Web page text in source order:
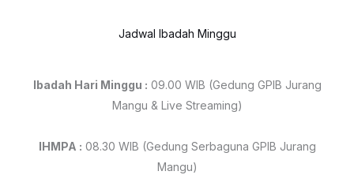
Jadwal Ibadah Minggu
Ibadah Hari Minggu : 09.00 WIB (Gedung GPIB Jurang
Mangu & Live Streaming)
IHMPA : 08.30 WIB (Gedung Serbaguna GPIB Jurang
Mangu)